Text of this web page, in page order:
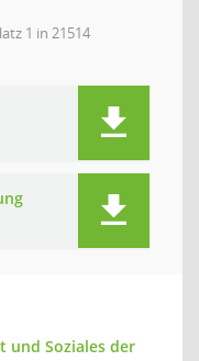
1 in 21514
und Soziales der